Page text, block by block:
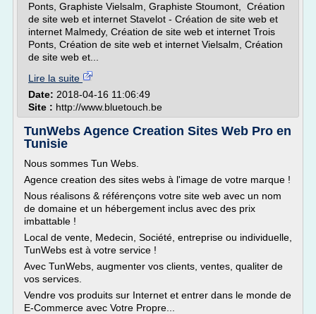
Ponts, Graphiste Vielsalm, Graphiste Stoumont, Création
de site web et internet Stavelot - Création de site web et
internet Malmedy, Création de site web et internet Trois
Ponts, Création de site web et internet Vielsalm, Création
de site web et...
Lire la suite
Date: 2018-04-16 11:06:49
Site : http://www.bluetouch.be
TunWebs Agence Creation Sites Web Pro en
Tunisie
Nous sommes Tun Webs.
Agence creation des sites webs à l'image de votre marque !
Nous réalisons & référençons votre site web avec un nom
de domaine et un hébergement inclus avec des prix
imbattable !
Local de vente, Medecin, Société, entreprise ou individuelle,
TunWebs est à votre service !
Avec TunWebs, augmenter vos clients, ventes, qualiter de
vos services.
Vendre vos produits sur Internet et entrer dans le monde de
E-Commerce avec Votre Propre...